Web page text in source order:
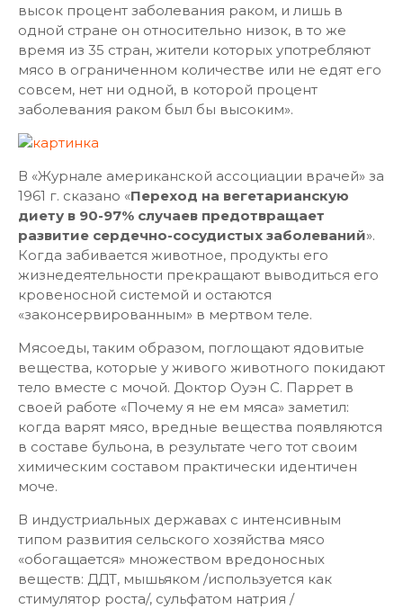
высок процент заболевания раком, и лишь в
одной стране он относительно низок, в то же
время из 35 стран, жители которых употребляют
мясо в ограниченном количестве или не едят его
совсем, нет ни одной, в которой процент
заболевания раком был бы высоким».
В «Журнале американской ассоциации врачей» за
1961 г. сказано «Переход на вегетарианскую
диету в 90-97% случаев предотвращает
развитие сердечно-сосудистых заболеваний».
Когда забивается животное, продукты его
жизнедеятельности прекращают выводиться его
кровеносной системой и остаются
«законсервированным» в мертвом теле.
Мясоеды, таким образом, поглощают ядовитые
вещества, которые у живого животного покидают
тело вместе с мочой. Доктор Оуэн С. Паррет в
своей работе «Почему я не ем мяса» заметил:
когда варят мясо, вредные вещества появляются
в составе бульона, в результате чего тот своим
химическим составом практически идентичен
моче.
В индустриальных державах с интенсивным
типом развития сельского хозяйства мясо
«обогащается» множеством вредоносных
веществ: ДДТ, мышьяком /используется как
стимулятор роста/, сульфатом натрия /